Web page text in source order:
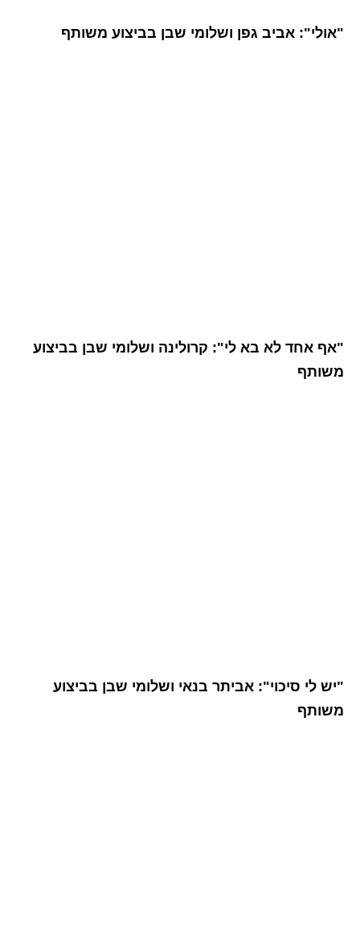
"אולי": אביב גפן ושלומי שבן בביצוע משותף
"אף אחד לא בא לי": קרולינה ושלומי שבן בביצוע
משותף
"יש לי סיכוי": אביתר בנאי ושלומי שבן בביצוע
משותף